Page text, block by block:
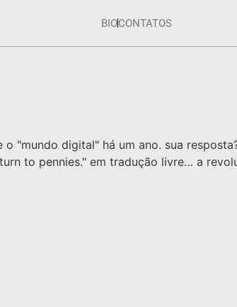
BIOCONTATOS
"mundo digital" há um ano. sua
to pennies." em tradução livre… a